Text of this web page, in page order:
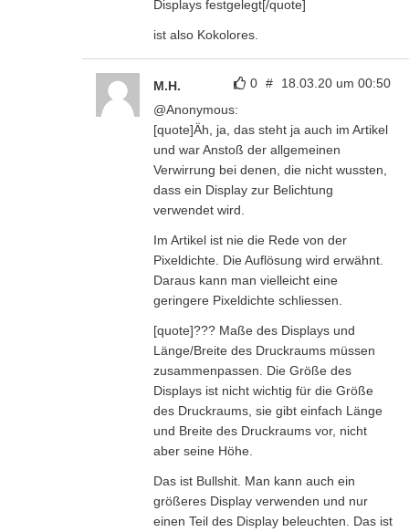
Displays festgelegt[/quote]
ist also Kokolores.
0 # 18.03.20 um 00:50
M.H.
@Anonymous:
[quote]Äh, ja, das steht ja auch im Artikel
und war Anstoß der allgemeinen
Verwirrung bei denen, die nicht wussten,
dass ein Display zur Belichtung
verwendet wird.
Im Artikel ist nie die Rede von der
Pixeldichte. Die Auflösung wird erwähnt.
Daraus kann man vielleicht eine
geringere Pixeldichte schliessen.
[quote]??? Maße des Displays und
Länge/Breite des Druckraums müssen
zusammenpassen. Die Größe des
Displays ist nicht wichtig für die Größe
des Druckraums, sie gibt einfach Länge
und Breite des Druckraums vor, nicht
aber seine Höhe.
Das ist Bullshit. Man kann auch ein
größeres Display verwenden und nur
einen Teil des Display beleuchten. Das ist